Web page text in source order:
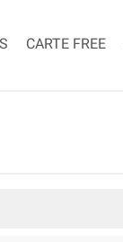
CARTE FREE